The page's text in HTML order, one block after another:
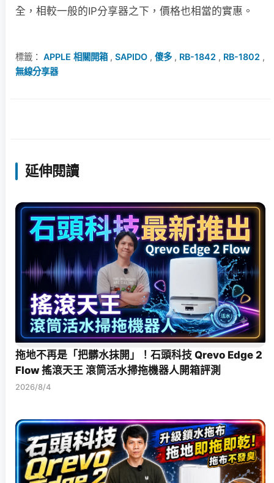
全，相較一般的IP分享器之下，價格也相當的實惠。
標籤： APPLE 相關開箱, SAPIDO , 傻多 , RB-1842 , RB-1802 ,
無線分享器
延伸閱讀
拖地不再是「把髒水抹開」！石頭科技 Qrevo Edge 2
Flow 搖滾天王 滾筒活水掃拖機器人開箱評測
2026/8/4